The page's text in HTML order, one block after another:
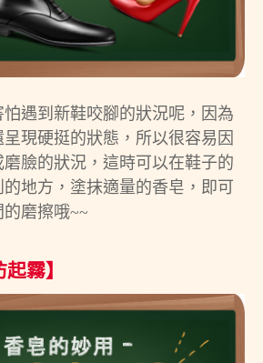
遇到新鞋咬腳的狀況呢，因為
現硬挺的狀態，所以很容易因
臉的狀況，這時可以在鞋子的
地方，塗抹適量的香皂，即可
磨擦哦~~
霧】